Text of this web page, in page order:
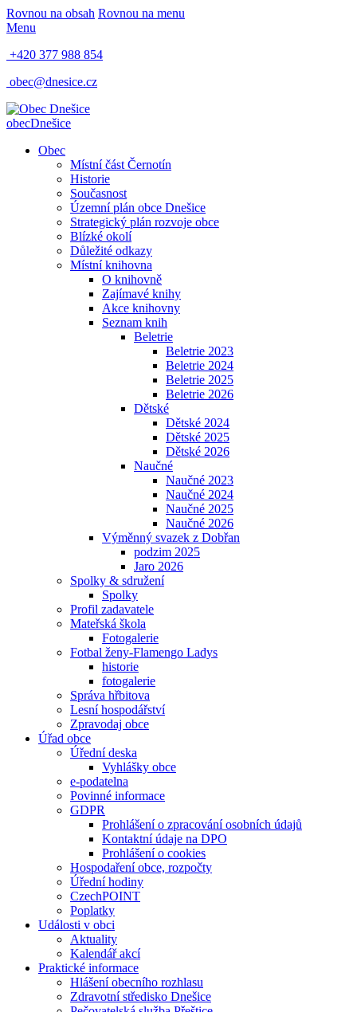
Rovnou na obsah Rovnou na menu
Menu
+420 377 988 854
obec@dnesice.cz
obecDnešice
Obec
Místní část Černotín
Historie
Současnost
Územní plán obce Dnešice
Strategický plán rozvoje obce
Blízké okolí
Důležité odkazy
Místní knihovna
O knihovně
Zajímavé knihy
Akce knihovny
Seznam knih
Beletrie
Beletrie 2023
Beletrie 2024
Beletrie 2025
Beletrie 2026
Dětské
Dětské 2024
Dětské 2025
Dětské 2026
Naučné
Naučné 2023
Naučné 2024
Naučné 2025
Naučné 2026
Výměnný svazek z Dobřan
podzim 2025
Jaro 2026
Spolky & sdružení
Spolky
Profil zadavatele
Mateřská škola
Fotogalerie
Fotbal ženy-Flamengo Ladys
historie
fotogalerie
Správa hřbitova
Lesní hospodářství
Zpravodaj obce
Úřad obce
Úřední deska
Vyhlášky obce
e-podatelna
Povinné informace
GDPR
Prohlášení o zpracování osobních údajů
Kontaktní údaje na DPO
Prohlášení o cookies
Hospodaření obce, rozpočty
Úřední hodiny
CzechPOINT
Poplatky
Události v obci
Aktuality
Kalendář akcí
Praktické informace
Hlášení obecního rozhlasu
Zdravotní středisko Dnešice